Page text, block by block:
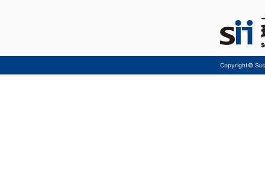
Copyright©